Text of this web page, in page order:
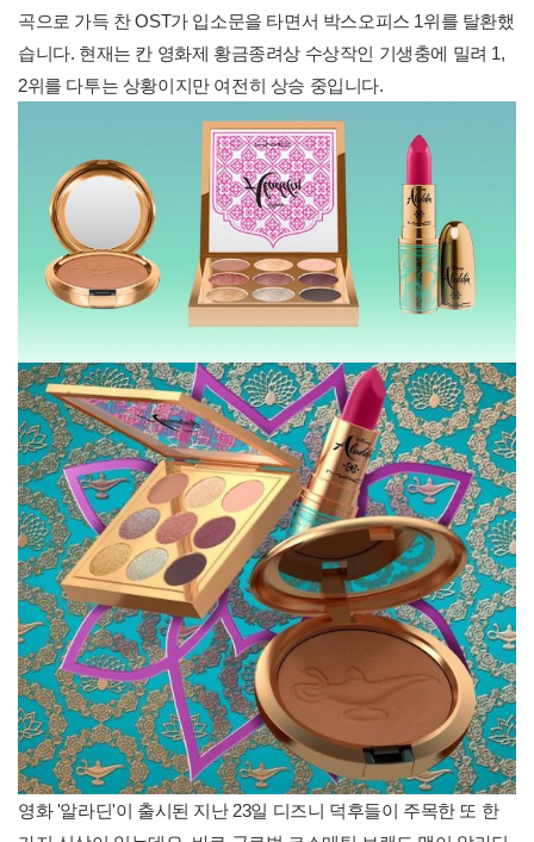
곡으로 가득 찬 OST가 입소문을 타면서 박스오피스 1위를 탈환했
습니다. 현재는 칸 영화제 황금종려상 수상작인 기생충에 밀려 1,
2위를 다투는 상황이지만 여전히 상승 중입니다.
영화 '알라딘'이 출시된 지난 23일 디즈니 덕후들이 주목한 또 한